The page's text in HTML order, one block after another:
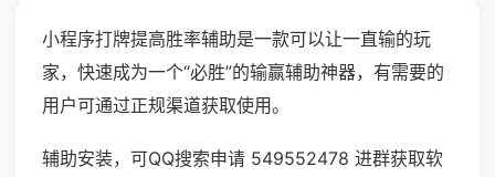
小程序打牌提高胜率辅助是一款可以让一直输的玩
家，快速成为一个“必胜”的输赢辅助神器，有需要的
用户可通过正规渠道获取使用。
辅助安装，可QQ搜索申请 549552478 进群获取软